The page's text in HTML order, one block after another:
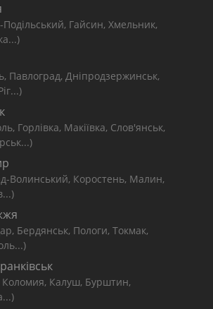
Подільський, Гайсин, Хмельник,
Павлоград, Дніпродзержинськ,
Горлівка, Макіївка, Слов'янськ,
Волинський, Коростень, Малин,
Бердянськ, Пологи, Токмак,
Калуш, Бурштин,